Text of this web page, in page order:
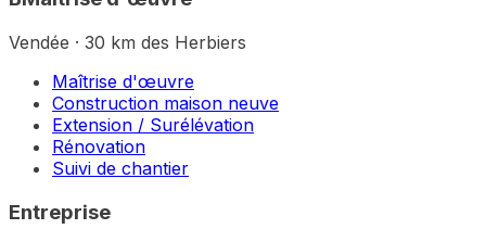
Vendée · 30 km des Herbiers
Maîtrise d'œuvre
Construction maison neuve
Extension / Surélévation
Rénovation
Suivi de chantier
Entreprise